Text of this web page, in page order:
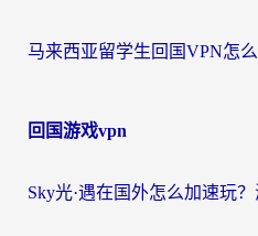
回国游戏vpn